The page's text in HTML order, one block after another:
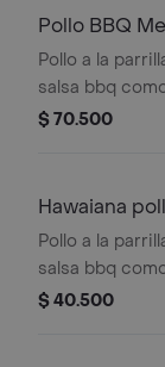
Pollo BBQ
Pollo a la
salsa bbq
Incluye Salsa
$ 70.500
Hawaiana
Pollo a la
salsa bbq
Incluye Salsa
$ 40.500